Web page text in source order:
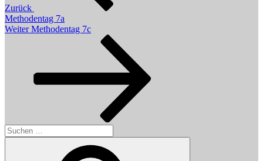
Zurück
Methodentag 7a
Nächster
Weiter Methodentag 7c
Suchen
nach: